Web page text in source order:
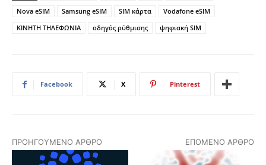
Nova eSIM
Samsung eSIM SIM κάρτα
Vodafone eSIM
ΚΙΝΗΤΗ ΤΗΛΕΦΩΝΙΑ
οδηγός ρύθμισης ψηφιακή SIM
Facebook X Pinterest
ΠΡΟΗΓΟΎΜΕΝΟ ΆΡΘΡΟ ΕΠΌΜΕΝΟ ΆΡΘΡΟ